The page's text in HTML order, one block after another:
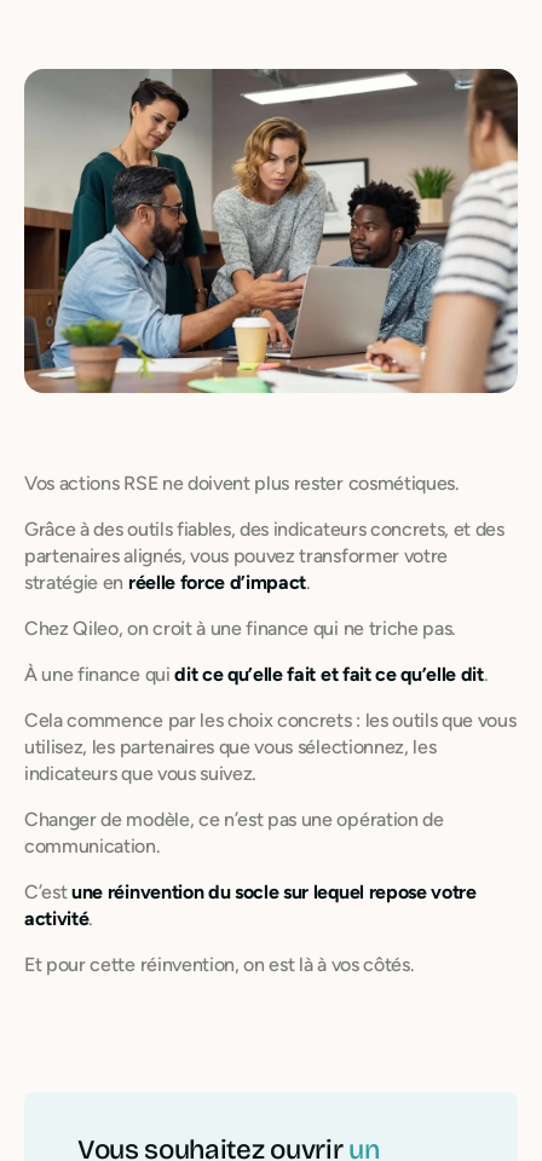
Vos actions RSE ne doivent plus rester cosmétiques.
Grâce à des outils fiables, des indicateurs concrets, et des
partenaires alignés, vous pouvez transformer votre
stratégie en réelle force d’impact.
Chez Qileo, on croit à une finance qui ne triche pas.
À une finance quidit ce qu’elle fait et fait ce qu’elle dit.
Cela commence par les choix concrets : les outils que vous
utilisez, les partenaires que vous sélectionnez, les
indicateurs que vous suivez.
Changer de modèle, ce n’est pas une opération de
communication.
C’estune réinvention du socle sur lequel repose votre
activité.
Et pour cette réinvention, on est là à vos côtés.
Vous souhaitez ouvrirun